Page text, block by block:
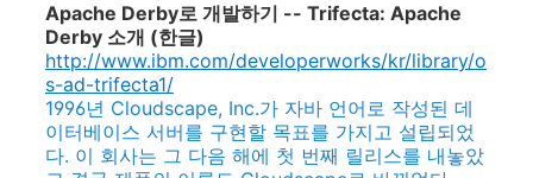
Apache Derby로 개발하기 -- Trifecta: Apache
Derby 소개 (한글)
http://www.ibm.com/developerworks/kr/library/o
s-ad-trifecta1/
1996년 Cloudscape, Inc.가 자바 언어로 작성된 데
이터베이스 서버를 구현할 목표를 가지고 설립되었
다. 이 회사는 그 다음 해에 첫 번째 릴리스를 내놓았